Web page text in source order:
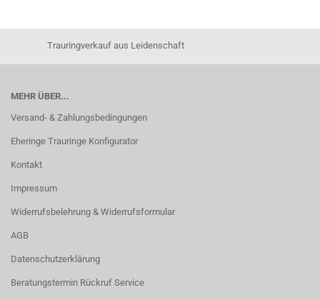
Trauringverkauf aus Leidenschaft
MEHR ÜBER...
Versand- & Zahlungsbedingungen
Eheringe Trauringe Konfigurator
Kontakt
Impressum
Widerrufsbelehrung & Widerrufsformular
AGB
Datenschutzerklärung
Beratungstermin Rückruf Service